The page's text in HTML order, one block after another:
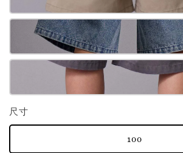
尺寸
100